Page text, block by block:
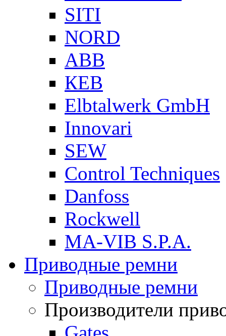
SITI
NORD
ABB
КЕВ
Elbtalwerk GmbH
Innovari
SEW
Control Techniques
Danfoss
Rockwell
MA-VIB S.P.A.
Приводные ремни
Приводные ремни
Производители